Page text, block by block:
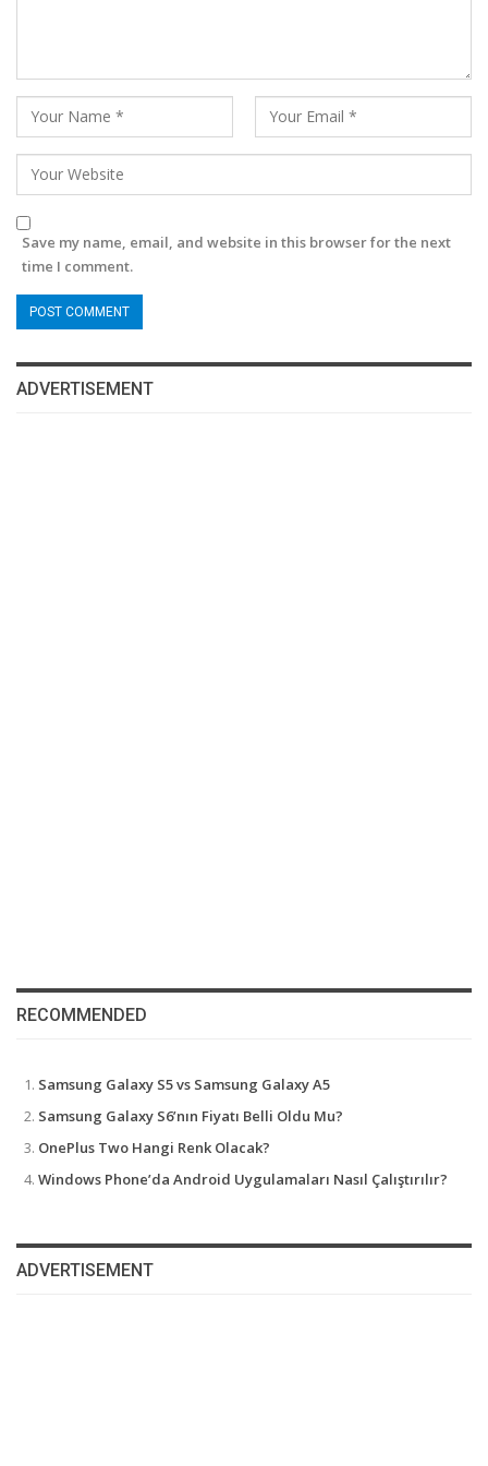
Save my name, email, and website in this browser for the next
time I comment.
ADVERTISEMENT
RECOMMENDED
Samsung Galaxy S5 vs Samsung Galaxy A5
Samsung Galaxy S6’nın Fiyatı Belli Oldu Mu?
OnePlus Two Hangi Renk Olacak?
Windows Phone’da Android Uygulamaları Nasıl Çalıştırılır?
ADVERTISEMENT